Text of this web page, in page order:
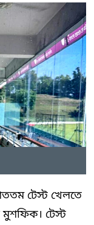
টেস্ট খেলতে
টেস্ট